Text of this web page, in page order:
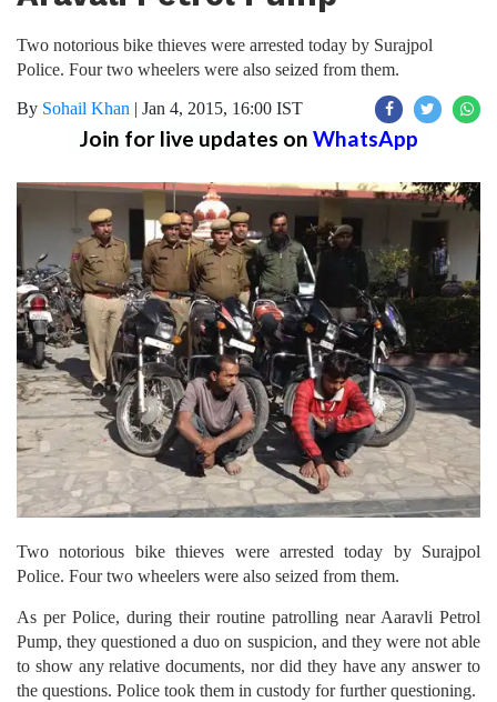
Two notorious bike thieves were arrested today by Surajpol
Police. Four two wheelers were also seized from them.
By Sohail Khan | Jan 4, 2015, 16:00 IST
Join for live updates on WhatsApp
Two notorious bike thieves were arrested today by Surajpol
Police. Four two wheelers were also seized from them.
As per Police, during their routine patrolling near Aaravli Petrol
Pump, they questioned a duo on suspicion, and they were not able
to show any relative documents, nor did they have any answer to
the questions. Police took them in custody for further questioning.